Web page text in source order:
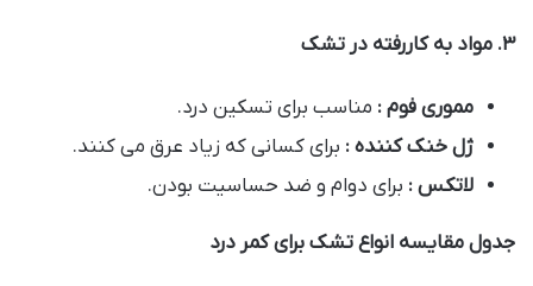
۳. مواد به کاررفته در تشک
مموری فوم : مناسب برای تسکین درد.
ژل خنک کننده : برای کسانی که زیاد عرق می کنند.
لاتکس : برای دوام و ضد حساسیت بودن.
جدول مقایسه انواع تشک برای کمر درد